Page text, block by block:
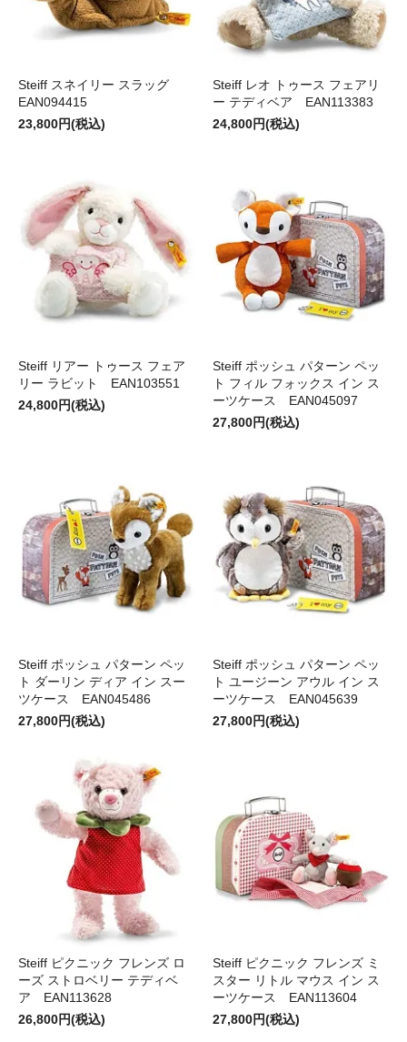
Steiff スネイリー スラッグ
EAN094415
23,800円(税込)
Steiff レオ トゥース フェアリ
ー テディベア EAN113383
24,800円(税込)
Steiff リアー トゥース フェア
リー ラビット EAN103551
24,800円(税込)
Steiff ポッシュ パターン ペッ
ト フィル フォックス イン ス
ーツケース EAN045097
27,800円(税込)
Steiff ポッシュ パターン ペッ
ト ダーリン ディア イン スー
ツケース EAN045486
27,800円(税込)
Steiff ポッシュ パターン ペッ
ト ユージーン アウル イン ス
ーツケース EAN045639
27,800円(税込)
Steiff ピクニック フレンズ ロ
ーズ ストロベリー テディベ
ア EAN113628
26,800円(税込)
Steiff ピクニック フレンズ ミ
スター リトル マウス イン ス
ーツケース EAN113604
27,800円(税込)